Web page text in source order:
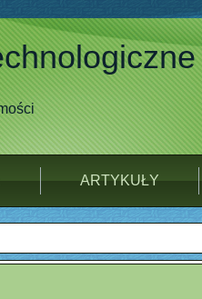
ARTYKUŁY